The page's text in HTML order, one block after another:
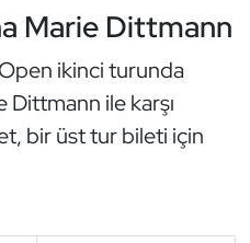
Marie Dittmann
ikinci turunda
ile karşı
bir üst tur bileti için